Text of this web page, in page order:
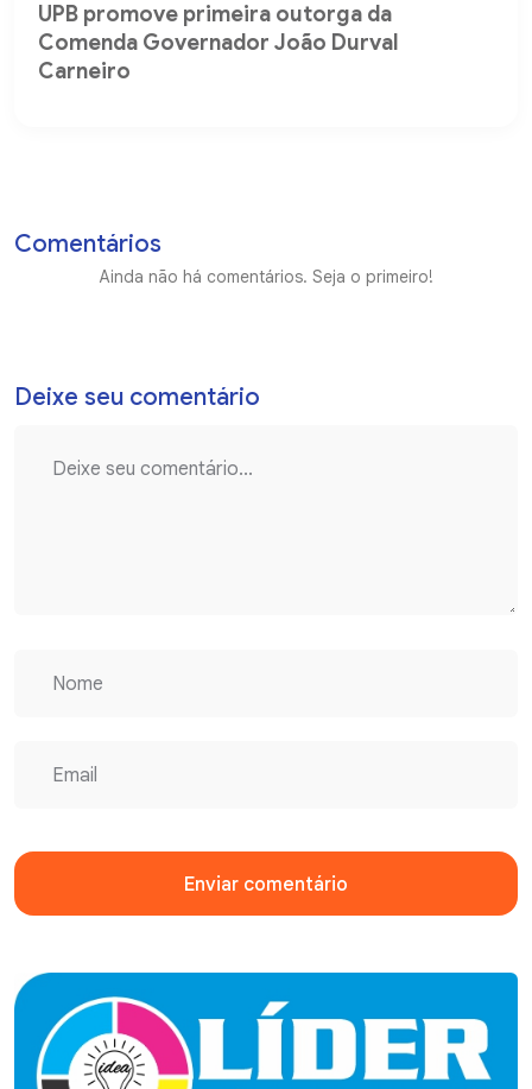
UPB promove primeira outorga da
Comenda Governador João Durval
Carneiro
Comentários
Ainda não há comentários. Seja o primeiro!
Deixe seu comentário
Enviar comentário